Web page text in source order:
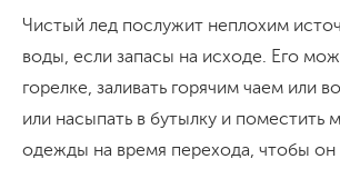
Чистый лед послужит неплохим
воды, если запасы на исходе. Его
горелке, заливать горячим чаем или
или насыпать в бутылку и поместить
одежды на время перехода, чтобы он